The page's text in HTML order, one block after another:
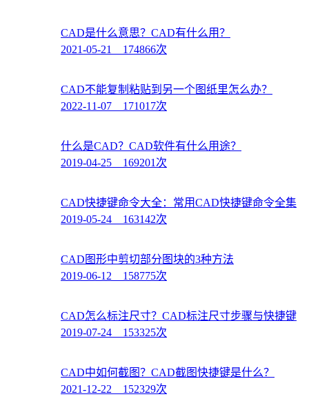
CAD是什么意思？CAD有什么用？
2021-05-21 174866次
CAD不能复制粘贴到另一个图纸里怎么办？
2022-11-07 171017次
什么是CAD？CAD软件有什么用途？
2019-04-25 169201次
CAD快捷键命令大全：常用CAD快捷键命令全集
2019-05-24 163142次
CAD图形中剪切部分图块的3种方法
2019-06-12 158775次
CAD怎么标注尺寸？CAD标注尺寸步骤与快捷键
2019-07-24 153325次
CAD中如何截图？CAD截图快捷键是什么？
2021-12-22 152329次